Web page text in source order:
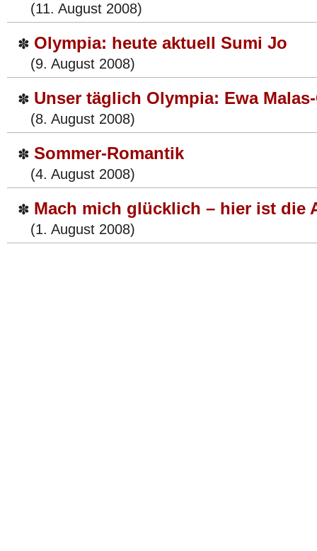
(11. August 2008)
✽ Olympia: heute aktuell Sumi Jo
(9. August 2008)
✽ Unser täglich Olympia: Ewa
(8. August 2008)
✽ Sommer-Romantik
(4. August 2008)
✽ Mach mich glücklich – hier ist die
(1. August 2008)